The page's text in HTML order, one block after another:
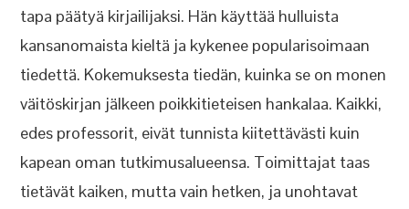
tapa päätyä kirjailijaksi. Hän käyttää hulluista
kansanomaista kieltä ja kykenee popularisoimaan
tiedettä. Kokemuksesta tiedän, kuinka se on monen
väitöskirjan jälkeen poikkitieteisen hankalaa. Kaikki,
edes professorit, eivät tunnista kiitettävästi kuin
kapean oman tutkimusalueensa. Toimittajat taas
tietävät kaiken, mutta vain hetken, ja unohtavat